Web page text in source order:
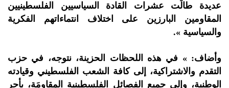
عديدة طالَت عشرات القادة السياسيين الفلسطينيين
المقاومين البارزين على اختلاف انتماءاتهم الفكرية
والسياسية ».
وأضاف: » في هذه اللحظات الحزينة، نتوجه، في حزب
التقدم والاشتراكية، إلى كافة الشعب الفلسطيني وقيادته
الوطنية، وإلى جميع الفصائل الفلسطينية المقاوِمَة، بأحر